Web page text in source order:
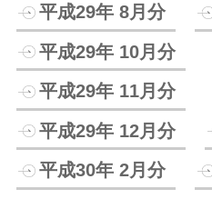
平成29年 8月分
平成29年 10月分
平成29年 11月分
平成29年 12月分
平成30年 2月分